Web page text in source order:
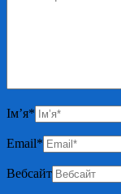
Ім’я*
Email*
Вебсайт